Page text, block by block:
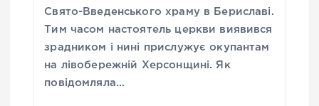
Свято-Введенського храму в Бериславі.
Тим часом настоятель церкви виявився
зрадником і нині прислужує окупантам
на лівобережній Херсонщині. Як
повідомляла…